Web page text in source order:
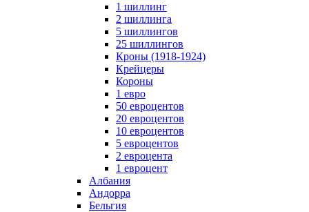
1 шиллинг
2 шиллинга
5 шиллингов
25 шиллингов
Кроны (1918-1924)
Крейцеры
Короны
1 евро
50 евроцентов
20 евроцентов
10 евроцентов
5 евроцентов
2 евроцента
1 евроцент
Албания
Андорра
Бельгия